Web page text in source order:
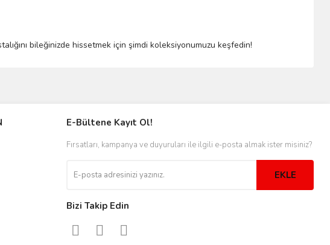
bileğinizde hissetmek için şimdi koleksiyonumuzu keşfedin!
E-Bültene Kayıt Ol!
Fırsatları, kampanya ve duyuruları ile ilgili e-posta almak ister misiniz?
EKLE
Bizi Takip Edin